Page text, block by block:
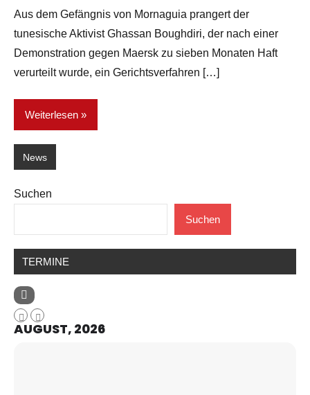
Aus dem Gefängnis von Mornaguia prangert der
tunesische Aktivist Ghassan Boughdiri, der nach einer
Demonstration gegen Maersk zu sieben Monaten Haft
verurteilt wurde, ein Gerichtsverfahren […]
Weiterlesen
News
Suchen
Suchen
TERMINE
AUGUST, 2026